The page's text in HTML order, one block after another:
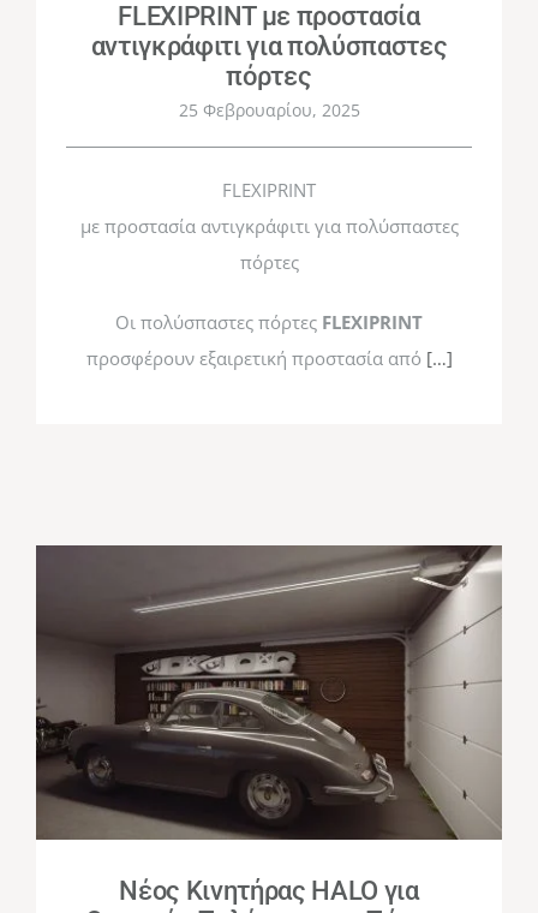
FLEXIPRINT με προστασία
αντιγκράφιτι για πολύσπαστες
πόρτες
25 Φεβρουαρίου, 2025
FLEXIPRINT
με προστασία αντιγκράφιτι για πολύσπαστες
πόρτες
Οι πολύσπαστες πόρτες FLEXIPRINT
προσφέρουν εξαιρετική προστασία από […]
Νέος Κινητήρας HALO για